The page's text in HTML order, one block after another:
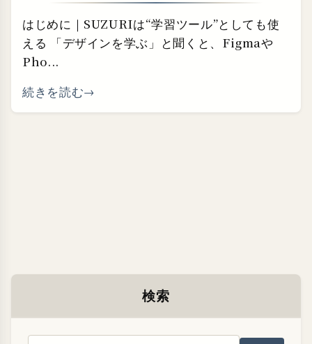
はじめに｜SUZURIは“学習ツール”としても使
える 「デザインを学ぶ」と聞くと、Figmaや
Pho...
続きを読む
検索